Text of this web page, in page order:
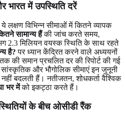
भारत में उपस्थिति दरें
ये लक्षण विभिन्न सीमाओं में कितने व्यापक
सामान्य हैंकी जांच करते समय,
2.3 मिलियन वयस्क स्थिति के साथ रहते
है? पर ध्यान केंद्रित करने वाले अध्ययनों
की समान प्रचलित दर की रिपोर्ट की गई
और भौगोलिक सीमाएं इन जुनूनी
नहीं बदलती हैं। नतीजतन, शोधकर्ता वैश्विक
भर मेंको इकट्ठा करते हैं।
के बीच ओसीडी रैंक